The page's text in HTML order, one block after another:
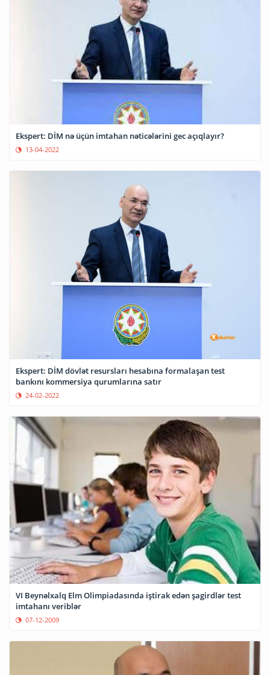
Ekspert: DİM nə üçün imtahan nəticələrini gec açıqlayır?
13-04-2022
Ekspert: DİM dövlət resursları hesabına formalaşan test
bankını kommersiya qurumlarına satır
24-02-2022
VI Beynəlxalq Elm Olimpiadasında iştirak edən şagirdlər test
imtahanı veriblər
07-12-2009